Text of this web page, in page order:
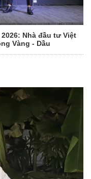
Nhà đầu tư Việt
Vàng - Dầu